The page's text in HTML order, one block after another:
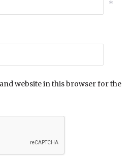
*
website in this browser for the